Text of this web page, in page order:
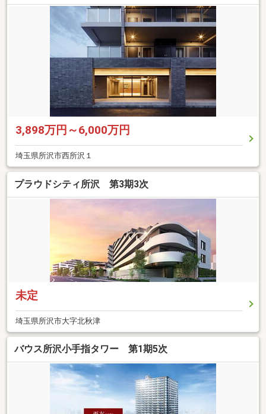
3,898万円～6,000万円
埼玉県所沢市西所沢１
プラウドシティ所沢 第3期3次
未定
埼玉県所沢市大字北秋津
バウス所沢小手指タワー 第1期5次